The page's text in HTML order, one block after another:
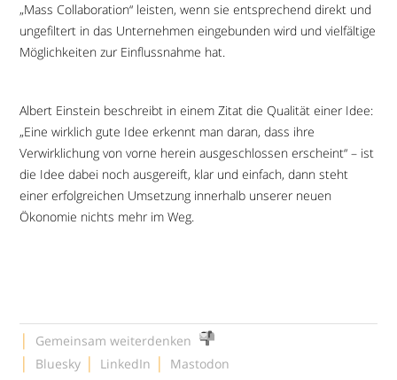
„Mass Collaboration“ leisten, wenn sie entsprechend direkt und
ungefiltert in das Unternehmen eingebunden wird und vielfältige
Möglichkeiten zur Einflussnahme hat.
Albert Einstein beschreibt in einem Zitat die Qualität einer Idee:
„Eine wirklich gute Idee erkennt man daran, dass ihre
Verwirklichung von vorne herein ausgeschlossen erscheint“ – ist
die Idee dabei noch ausgereift, klar und einfach, dann steht
einer erfolgreichen Umsetzung innerhalb unserer neuen
Ökonomie nichts mehr im Weg.
| Gemeinsam weiterdenken
| Bluesky | LinkedIn | Mastodon